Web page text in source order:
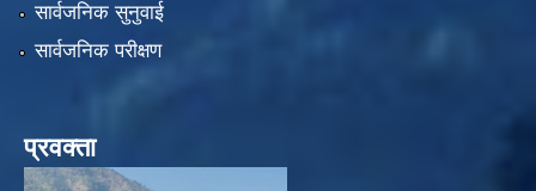
सार्वजनिक सुनुवाई
सार्वजनिक परीक्षण
प्रवक्ता